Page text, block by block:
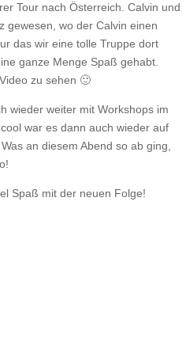
Tour nach Österreich. Calvin und
gewesen, wo der Calvin einen
das wir eine tolle Truppe dort
ganze Menge Spaß gehabt.
zu sehen 🙂
wieder weiter mit Workshops im
war es dann auch wieder auf
an diesem Abend so ab ging,
Spaß mit der neuen Folge!